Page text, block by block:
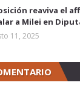
reaviva el
a Milei en
11, 2025